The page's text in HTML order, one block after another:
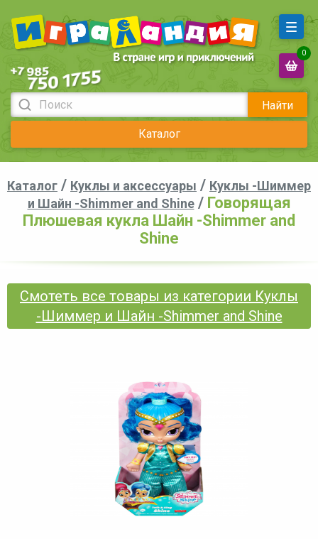
Найти
Каталог
0
Каталог / Куклы и аксессуары / Куклы -Шиммер
и Шайн -Shimmer and Shine/ Говорящая
Плюшевая кукла Шайн -Shimmer and
Shine
Смотеть все товары из категории Куклы
-Шиммер и Шайн -Shimmer and Shine